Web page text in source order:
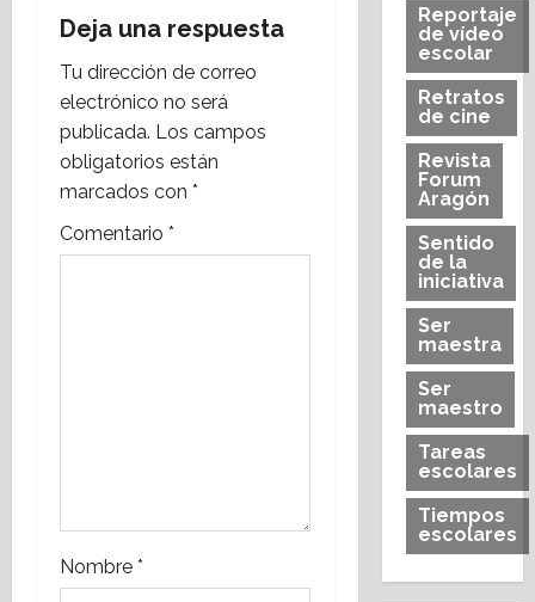
a
c
i
ó
n
r
a
Deja una respuesta
Tu dirección de correo
electrónico no será
publicada. Los campos
obligatorios están
marcados con *
Comentario *
Nombre *
Reportaje
de vídeo
escolar
Retratos
de cine
Revista
Forum
Aragón
Sentido
de la
iniciativa
Ser
maestra
Ser
maestro
Tareas
escolares
Tiempos
escolares